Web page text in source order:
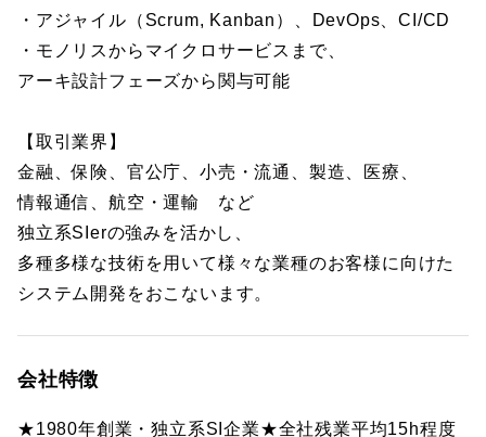
・アジャイル（Scrum, Kanban）、DevOps、CI/CD
・モノリスからマイクロサービスまで、
アーキ設計フェーズから関与可能
【取引業界】
金融、保険、官公庁、小売・流通、製造、医療、
情報通信、航空・運輸 など
独立系SIerの強みを活かし、
多種多様な技術を用いて様々な業種のお客様に向けた
システム開発をおこないます。
会社特徴
★1980年創業・独立系SI企業★全社残業平均15h程度